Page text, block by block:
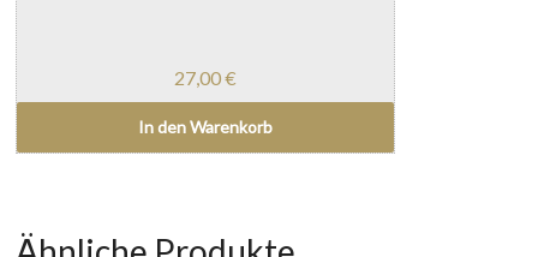
27,00€
In den Warenkorb